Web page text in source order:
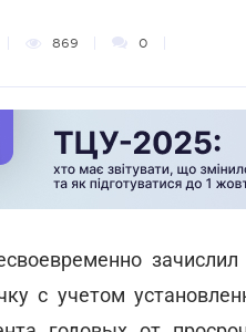
869 0
с учетом